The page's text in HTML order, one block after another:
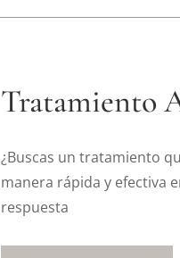
Tratamiento
¿Buscas un tratamiento
manera rápida y efectiva
respuesta